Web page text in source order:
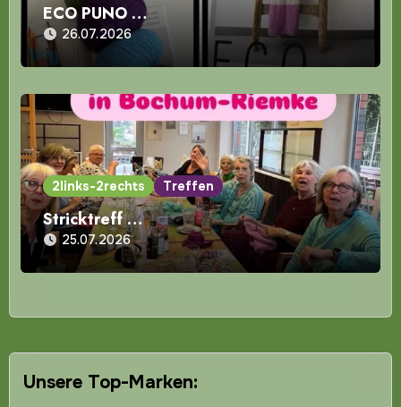
ECO PUNO …
26.07.2026
2links-2rechts Treffen
Stricktreff …
25.07.2026
Unsere Top-Marken: